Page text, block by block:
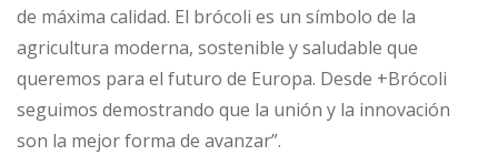
de máxima calidad. El brócoli es un símbolo de la
agricultura moderna, sostenible y saludable que
queremos para el futuro de Europa. Desde +Brócoli
seguimos demostrando que la unión y la innovación
son la mejor forma de avanzar”.